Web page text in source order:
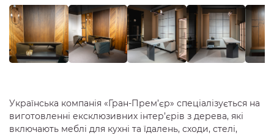
Українська компанія «Гран-Прем’єр» спеціалізується на
виготовленні ексклюзивних інтер’єрів з дерева, які
включають меблі для кухні та їдалень, сходи, стелі,